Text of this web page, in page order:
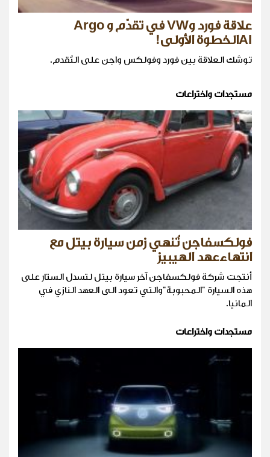
علاقة فورد وVW في تقدّم و Argo
AIالخطوة الأولى!
توشك العلاقة بين فورد وفولكس واجن على التّقدم.
مستجدات واختراعات
فولكسفاجن تُنهي زمن سيارة بيتل مع
انتهاءعهد الهيبيز
أنتجت شركة فولكسفاجن آخر سيارة بيتل لتسدل الستار على
هذه السيارة "المحبوبة"والتي تعود الى العهد النازي في
المانيا.
مستجدات واختراعات